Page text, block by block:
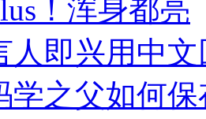
！浑身都亮
人即兴用中
学之父如何